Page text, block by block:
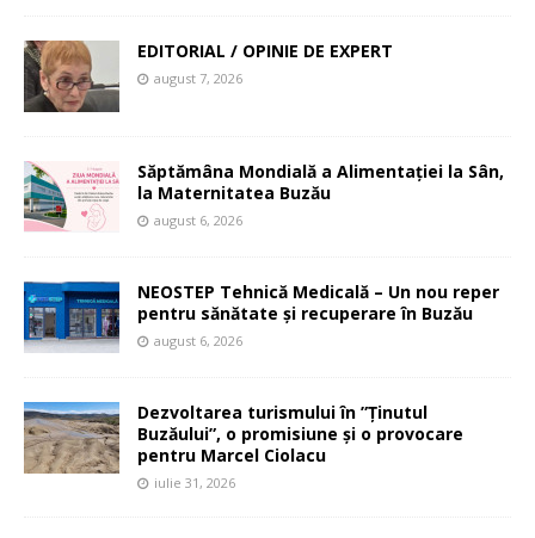
EDITORIAL / OPINIE DE EXPERT
august 7, 2026
Săptămâna Mondială a Alimentației la Sân,
la Maternitatea Buzău
august 6, 2026
NEOSTEP Tehnică Medicală – Un nou reper
pentru sănătate și recuperare în Buzău
august 6, 2026
Dezvoltarea turismului în ”Ținutul
Buzăului”, o promisiune și o provocare
pentru Marcel Ciolacu
iulie 31, 2026